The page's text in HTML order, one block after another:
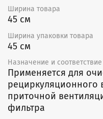
Ширина товара
45 см
Ширина упаковки товара
45 см
Назначение и соответствие
Применяется для
рециркуляционного
приточной
фильтра